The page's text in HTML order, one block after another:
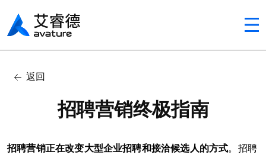
Avaturehcm
返回
招聘营销终极指南
目录
招聘营销正在改变大型企业招聘和接洽候选人的方式。招聘